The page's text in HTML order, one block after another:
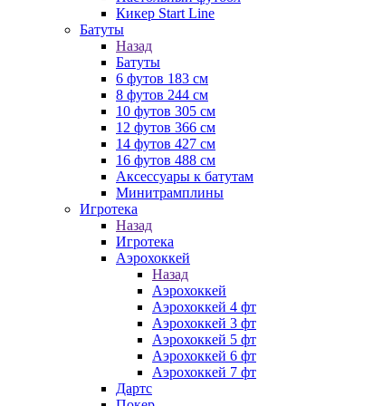
Кикер Start Line
Батуты
Назад
Батуты
6 футов 183 см
8 футов 244 см
10 футов 305 см
12 футов 366 см
14 футов 427 см
16 футов 488 см
Аксессуары к батутам
Минитрамплины
Игротека
Назад
Игротека
Аэрохоккей
Назад
Аэрохоккей
Аэрохоккей 4 фт
Аэрохоккей 3 фт
Аэрохоккей 5 фт
Аэрохоккей 6 фт
Аэрохоккей 7 фт
Дартс